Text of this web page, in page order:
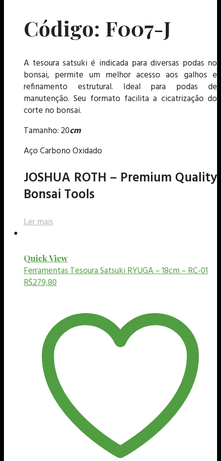
Código: F007-J
A tesoura satsuki é indicada para diversas podas no
bonsai, permite um melhor acesso aos galhos e
refinamento estrutural. Ideal para podas de
manutenção. Seu formato facilita a cicatrização do
corte no bonsai.
Tamanho: 20cm
Aço Carbono Oxidado
JOSHUA ROTH – Premium Quality
Bonsai Tools
Ler mais
Quick View
FerramentasTesoura Satsuki RYUGA – 18cm – RC-01
R$279,80